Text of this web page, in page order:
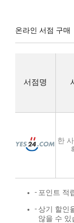
온라인 서점 구매
서점명
한
포인트 적
상기 할인
않을 수 있